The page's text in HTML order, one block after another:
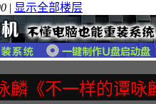
| 显示全部楼层
麟《不一样的谭咏